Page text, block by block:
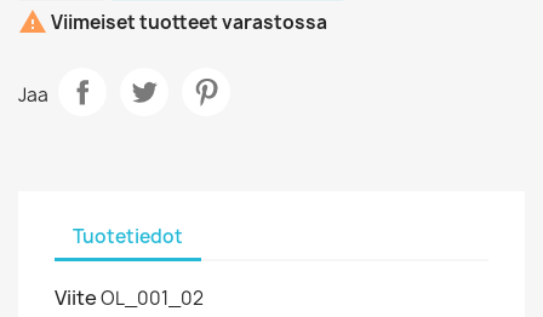
 Viimeiset tuotteet varastossa
Jaa
Tuotetiedot
ViiteOL_001_02